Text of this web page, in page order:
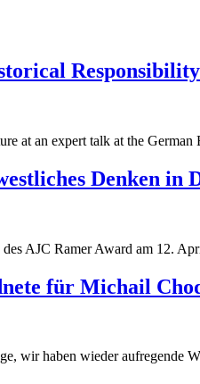
at an expert talk at the
Denken in
AJC Ramer Award am 12.
für Michail
wir haben wieder aufregende